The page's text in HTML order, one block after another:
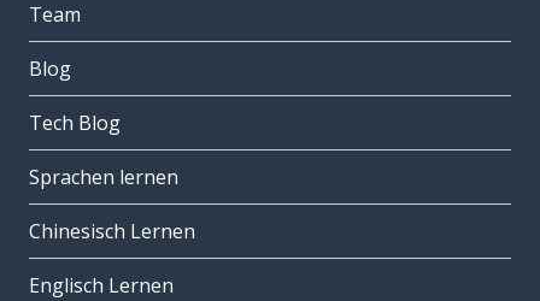
Team
Blog
Tech Blog
Sprachen lernen
Chinesisch Lernen
Englisch Lernen